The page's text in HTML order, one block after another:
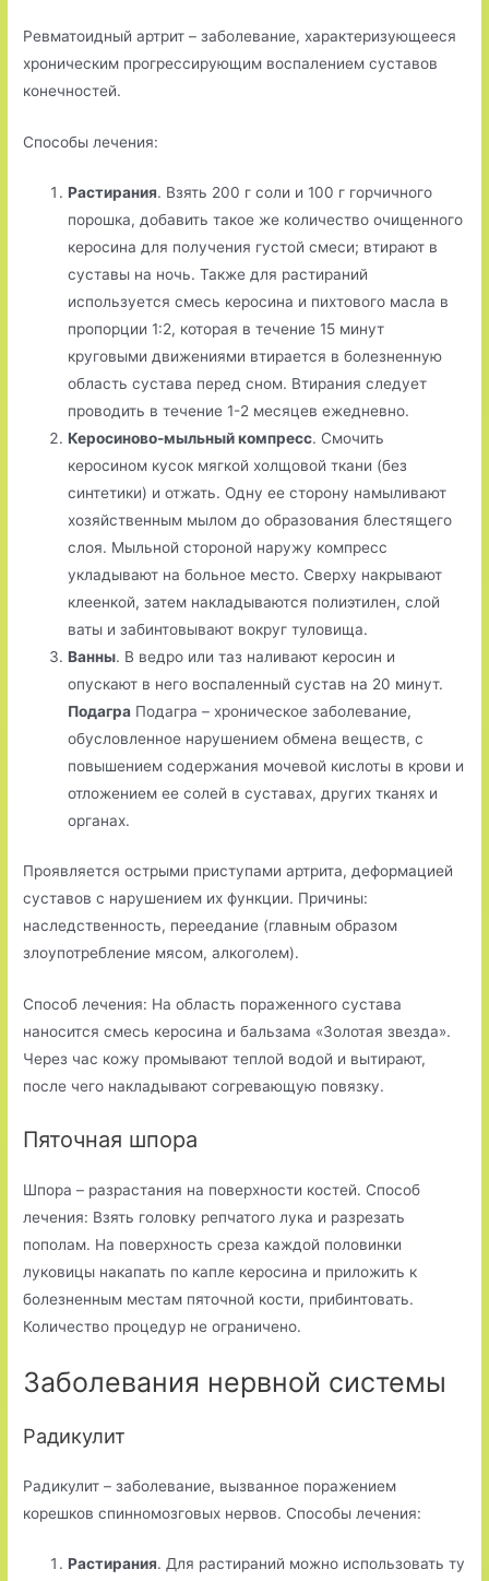
Ревматоидный артрит – заболевание, характеризующееся
хроническим прогрессирующим воспалением суставов
конечностей.
Способы лечения:
Растирания. Взять 200 г соли и 100 г горчичного
порошка, добавить такое же количество очищенного
керосина для получения густой смеси; втирают в
суставы на ночь. Также для растираний
используется смесь керосина и пихтового масла в
пропорции 1:2, которая в течение 15 минут
круговыми движениями втирается в болезненную
область сустава перед сном. Втирания следует
проводить в течение 1-2 месяцев ежедневно.
Керосиново-мыльный компресс. Смочить
керосином кусок мягкой холщовой ткани (без
синтетики) и отжать. Одну ее сторону намыливают
хозяйственным мылом до образования блестящего
слоя. Мыльной стороной наружу компресс
укладывают на больное место. Сверху накрывают
клеенкой, затем накладываются полиэтилен, слой
ваты и забинтовывают вокруг туловища.
Ванны. В ведро или таз наливают керосин и
опускают в него воспаленный сустав на 20 минут.
Подагра Подагра – хроническое заболевание,
обусловленное нарушением обмена веществ, с
повышением содержания мочевой кислоты в крови и
отложением ее солей в суставах, других тканях и
органах.
Проявляется острыми приступами артрита, деформацией
суставов с нарушением их функции. Причины:
наследственность, переедание (главным образом
злоупотребление мясом, алкоголем).
Способ лечения: На область пораженного сустава
наносится смесь керосина и бальзама «Золотая звезда».
Через час кожу промывают теплой водой и вытирают,
после чего накладывают согревающую повязку.
Пяточная шпора
Шпора – разрастания на поверхности костей. Способ
лечения: Взять головку репчатого лука и разрезать
пополам. На поверхность среза каждой половинки
луковицы накапать по капле керосина и приложить к
болезненным местам пяточной кости, прибинтовать.
Количество процедур не ограничено.
Заболевания нервной системы
Радикулит
Радикулит – заболевание, вызванное поражением
корешков спинномозговых нервов. Способы лечения:
Растирания. Для растираний можно использовать ту